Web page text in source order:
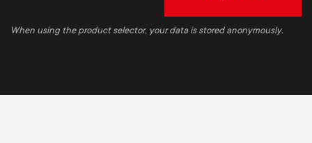
When using the product selector, your data is stored anonymously.